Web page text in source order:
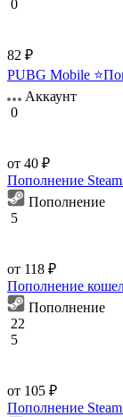
0
82 ₽
PUBG Mobile
Аккаунт
0
от 40 ₽
Пополнение
Пополнение
5
от 118 ₽
Пополнение
Пополнение
22
5
от 105 ₽
Пополнение Steam